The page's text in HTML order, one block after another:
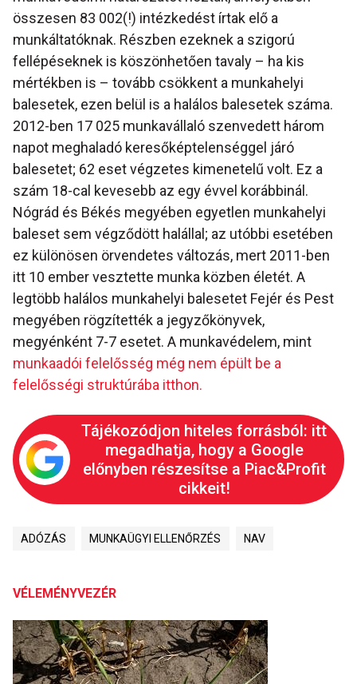
összesen 83 002(!) intézkedést írtak elő a
munkáltatóknak. Részben ezeknek a szigorú
fellépéseknek is köszönhetően tavaly – ha kis
mértékben is – tovább csökkent a munkahelyi
balesetek, ezen belül is a halálos balesetek száma.
2012-ben 17 025 munkavállaló szenvedett három
napot meghaladó keresőképtelenséggel járó
balesetet; 62 eset végzetes kimenetelű volt. Ez a
szám 18-cal kevesebb az egy évvel korábbinál.
Nógrád és Békés megyében egyetlen munkahelyi
baleset sem végződött halállal; az utóbbi esetében
ez különösen örvendetes változás, mert 2011-ben
itt 10 ember vesztette munka közben életét. A
legtöbb halálos munkahelyi balesetet Fejér és Pest
megyében rögzítették a jegyzőkönyvek,
megyénként 7-7 esetet. A munkavédelem, mint
munkaadói felelősség még nem épült be a
felelősségi struktúrába itthon.
Tájékozódjon hiteles forrásból: itt
megadhatja, hogy a Google
előnyben részesítse a Piac&Profit
cikkeit!
ADÓZÁS MUNKAÜGYI ELLENŐRZÉS NAV
VÉLEMÉNYVEZÉR